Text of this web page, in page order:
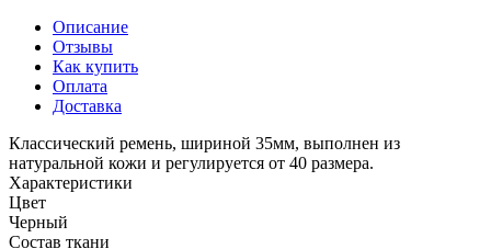
Описание
Отзывы
Как купить
Оплата
Доставка
Классический ремень, шириной 35мм, выполнен из
натуральной кожи и регулируется от 40 размера.
Характеристики
Цвет
Черный
Состав ткани